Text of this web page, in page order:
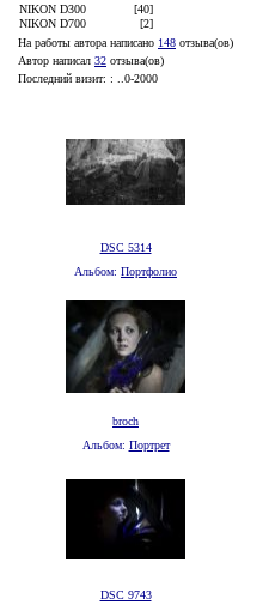
NIKON D300
[40]
NIKON D700
[2]
На работы автора написано 148 отзывa(ов)
Автор написал 32 отзывa(ов)
Последний визит: : ..0-2000
DSC 5314
Альбом: Портфолио
broch
Альбом: Портрет
DSC 9743